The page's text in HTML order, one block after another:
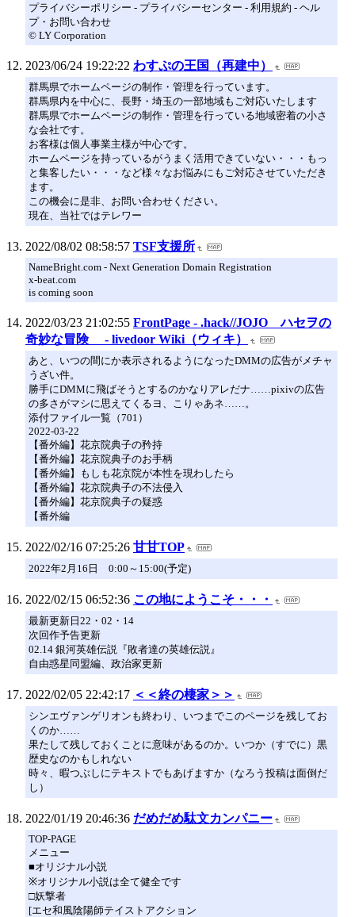
プライバシーポリシー - プライバシーセンター - 利用規約 - ヘル
プ・お問い合わせ
© LY Corporation
2023/06/24 19:22:22 わすぷの王国（再建中）
群馬県でホームページの制作・管理を行っています。
群馬県内を中心に、長野・埼玉の一部地域もご対応いたします
群馬県でホームページの制作・管理を行っている地域密着の小さ
な会社です。
お客様は個人事業主様が中心です。
ホームページを持っているがうまく活用できていない・・・もっ
と集客したい・・・など様々なお悩みにもご対応させていただき
ます。
この機会に是非、お問い合わせください。
現在、当社ではテレワー
2022/08/02 08:58:57 TSF支援所
NameBright.com - Next Generation Domain Registration
x-beat.com
is coming soon
2022/03/23 21:02:55 FrontPage - .hack//JOJO ハセヲの
奇妙な冒険 - livedoor Wiki（ウィキ）
あと、いつの間にか表示されるようになったDMMの広告がメチャ
うざい件。
勝手にDMMに飛ばそうとするのかなりアレだナ……pixivの広告
の多さがマシに思えてくるヨ、こりゃあネ……。
添付ファイル一覧（701）
2022-03-22
【番外編】花京院典子の矜持
【番外編】花京院典子のお手柄
【番外編】もしも花京院が本性を現わしたら
【番外編】花京院典子の不法侵入
【番外編】花京院典子の疑惑
【番外編
2022/02/16 07:25:26 甘甘TOP
2022年2月16日 0:00～15:00(予定)
2022/02/15 06:52:36 この地にようこそ・・・
最新更新日22・02・14
次回作予告更新
02.14 銀河英雄伝説『敗者達の英雄伝説』
自由惑星同盟編、政治家更新
2022/02/05 22:42:17 ＜＜終の棲家＞＞
シンエヴァンゲリオンも終わり、いつまでこのページを残してお
くのか……
果たして残しておくことに意味があるのか。いつか（すでに）黒
歴史なのかもしれない
時々、暇つぶしにテキストでもあげますか（なろう投稿は面倒だ
し）
2022/01/19 20:46:36 だめだめ駄文カンパニー
TOP-PAGE
メニュー
■オリジナル小説
※オリジナル小説は全て健全です
□妖撃者
[エセ和風陰陽師テイストアクション